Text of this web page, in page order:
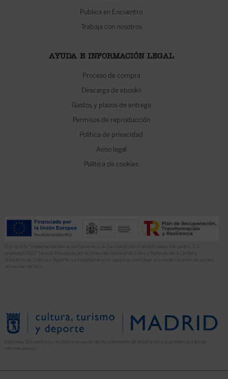
Publica en Encuentro
Trabaja con nosotros
AYUDA E INFORMACIÓN LEGAL
Proceso de compra
Descarga de ebooks
Gastos y plazos de entrega
Permisos de reproducción
Política de privacidad
Aviso legal
Política de cookies
El proyecto “Implementación de herramientas de Gestión Editorial en Ediciones Encuentro, S.A.
anualidad 2022” ha sido financiado por la Dirección General del Libro y Fomento de la Lectura,
Ministerio de Cultura y Deporte. La finalidad de este apoyo es contribuir a la modernización de pymes
del sector del libro.
Ediciones Encuentro ha recibido una ayuda del Ayuntamiento de Madrid para la asistencia a ferias